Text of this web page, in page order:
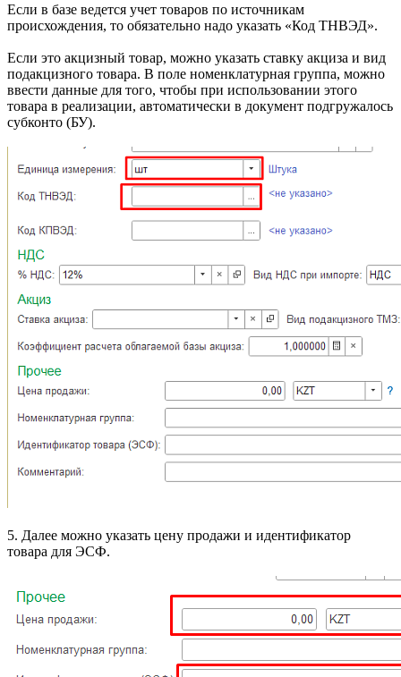
Если в базе ведется учет товаров по источникам
происхождения, то обязательно надо указать «Код ТНВЭД».
Если это акцизный товар, можно указать ставку акциза и вид
подакцизного товара. В поле номенклатурная группа, можно
ввести данные для того, чтобы при использовании этого
товара в реализации, автоматически в документ подгружалось
субконто (БУ).
5. Далее можно указать цену продажи и идентификатор
товара для ЭСФ.